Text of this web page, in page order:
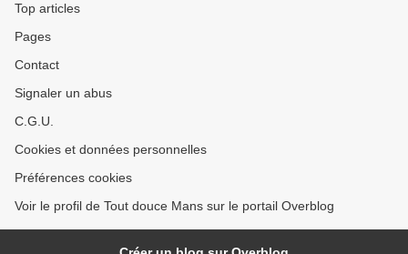
Top articles
Pages
Contact
Signaler un abus
C.G.U.
Cookies et données personnelles
Préférences cookies
Voir le profil de Tout douce Mans sur le portail Overblog